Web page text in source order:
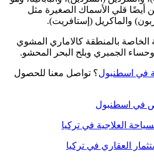
أيضًا قلي الأسماك الصغيرة مثل
والماكريل (إستافريت).
الخاصة بالمنطقة كالاماري المشوي
الجمبري وبلح البحر المحشو.
في اسطنبول؟ تواصل معنا للحصول
في اسطنبول
العلاجية في تركيا
العقاري في تركيا